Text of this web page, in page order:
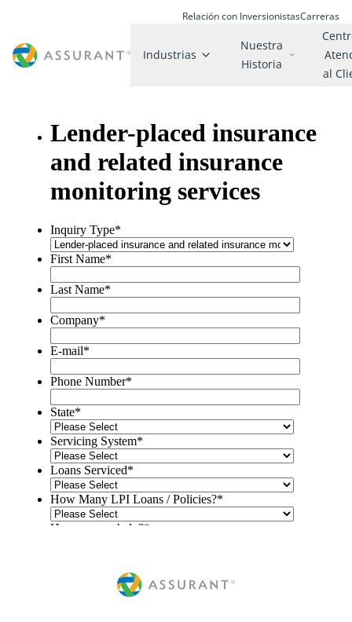
Relación con InversionistasCarreras
Industrias
Nuestra
Historia
al